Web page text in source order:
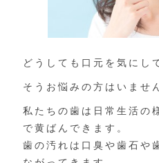
どうしても口元を気にし
そうお悩みの方はいませ
私たちの歯は日常生活の
で黄ばんできます。
歯の汚れは口臭や歯石や